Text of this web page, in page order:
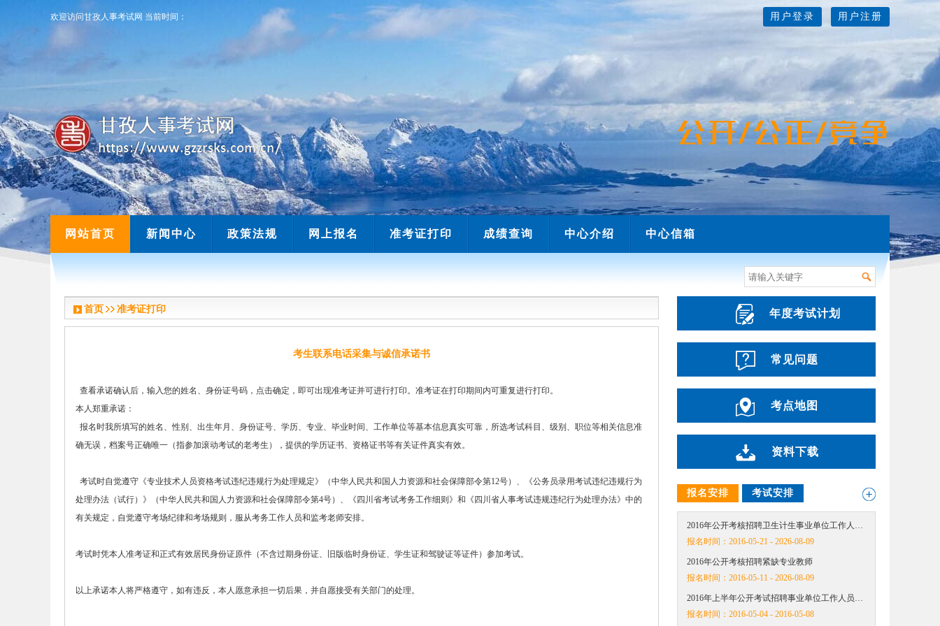
欢迎访问甘孜人事考试网 当前时间： 用户登录 用户注册
网站首页 新闻中心 政策法规 网上报名 准考证打印 成绩查询 中心介绍 中心信箱
欢迎访问甘孜人事考试网 当前时间：
首页 准考证打印
考生联系电话采集与诚信承诺书
查看承诺确认后，输入您的姓名、身份证号码，点击确定，即可出现准考证并可进行打印。准考证在打印期间内可重复进行打印。
本人郑重承诺：
报名时我所填写的姓名、性别、出生年月、身份证号、学历、专业、毕业时间、工作单位等基本信息真实可靠，所选考试科目、级别、职位等相关信息准
确无误，档案号正确唯一（指参加滚动考试的老考生），提供的学历证书、资格证书等有关证件真实有效。
考试时自觉遵守《专业技术人员资格考试违纪违规行为处理规定》（中华人民共和国人力资源和社会保障部令第12号）、《公务员录用考试违纪违规行为
处理办法（试行）》（中华人民共和国人力资源和社会保障部令第4号）、《四川省考试考务工作细则》和《四川省人事考试违规违纪行为处理办法》中的
有关规定，自觉遵守考场纪律和考场规则，服从考务工作人员和监考老师安排。
考试时凭本人准考证和正式有效居民身份证原件（不含过期身份证、旧版临时身份证、学生证和驾驶证等证件）参加考试。
以上承诺本人将严格遵守，如有违反，本人愿意承担一切后果，并自愿接受有关部门的处理。
年度考试计划
常见问题
考点地图
资料下载
报名安排 考试安排
2016年公开考核招聘卫生计生事业单位工作人…
报名时间： 2016-05-21 - 2026-08-09
2016年公开考核招聘紧缺专业教师
报名时间： 2016-05-11 - 2026-08-09
2016年上半年公开考试招聘事业单位工作人员…
报名时间： 2016-05-04 - 2016-05-08